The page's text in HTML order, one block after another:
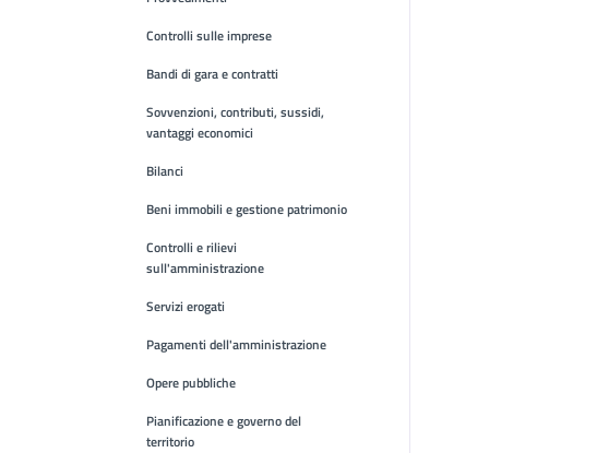
Controlli sulle imprese
Bandi di gara e contratti
Sovvenzioni, contributi, sussidi,
vantaggi economici
Bilanci
Beni immobili e gestione patrimonio
Controlli e rilievi
sull'amministrazione
Servizi erogati
Pagamenti dell'amministrazione
Opere pubbliche
Pianificazione e governo del
territorio